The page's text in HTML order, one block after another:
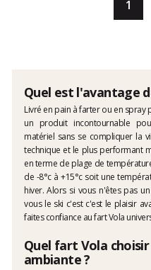
1
Quel est l'avantage
Livré en pain à farter ou en spray
un produit incontournable
matériel sans se compliquer la
technique et le plus performant
en terme de plage de
de -8°c à +15°c soit une
hiver. Alors si vous n'êtes pas
vous le ski c'est c'est le plaisir
faites confiance au fart Vola
Quel fart Vola
ambiante ?